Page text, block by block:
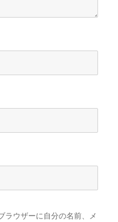
ラウザーに自分の名前、メ